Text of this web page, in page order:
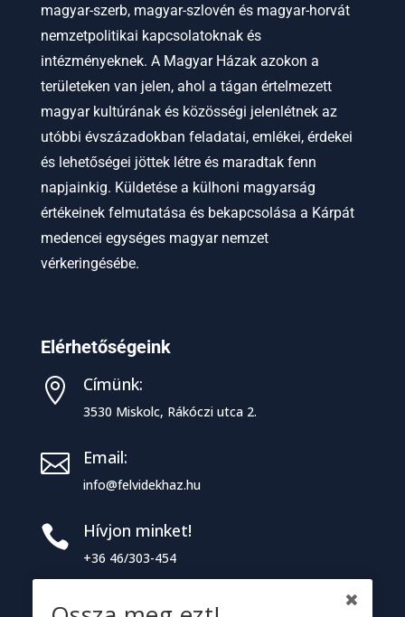
magyar-szerb, magyar-szlovén és magyar-horvát
nemzetpolitikai kapcsolatoknak és
intézményeknek. A Magyar Házak azokon a
területeken van jelen, ahol a tágan értelmezett
magyar kultúrának és közösségi jelenlétnek az
utóbbi évszázadokban feladatai, emlékei, érdekei
és lehetőségei jöttek létre és maradtak fenn
napjainkig. Küldetése a külhoni magyarság
értékeinek felmutatása és bekapcsolása a Kárpát
medencei egységes magyar nemzet
vérkeringésébe.
Elérhetőségeink
 Címünk:
3530 Miskolc, Rákóczi utca 2.
 Email:
info@felvidekhaz.hu
 Hívjon minket!
+36 46/303-454
Információk